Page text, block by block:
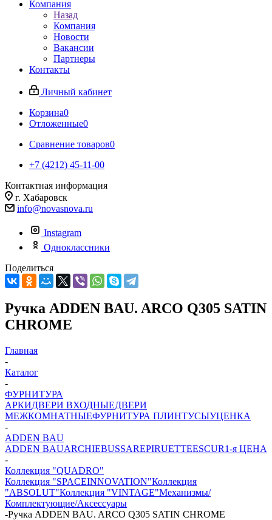
Компания
Назад
Компания
Новости
Вакансии
Партнеры
Контакты
Личный кабинет
Корзина0
Отложенные0
Сравнение товаров0
+7 (4212) 45-11-00
Контактная информация
г. Хабаровск
info@novasnova.ru
Instagram
Одноклассники
Поделиться
Ручка ADDEN BAU. ARCO Q305 SATIN
CHROME
Главная
-
Каталог
-
ФУРНИТУРА
АРКИДВЕРИ ВХОДНЫЕДВЕРИ
МЕЖКОМНАТНЫЕФУРНИТУРА ПЛИНТУСЫУЦЕНКА
-
ADDEN BAU
ADDEN BAUARCHIEBUSSAREPIRUETTEESCUR1-я ЦЕНА
-
Коллекция "QUADRO"
Коллекция "SPACEINNOVATION"Коллекция
"ABSOLUT"Коллекция "VINTAGE"Механизмы/
Комплектующие/Аксессуары
-Ручка ADDEN BAU. ARCO Q305 SATIN CHROME